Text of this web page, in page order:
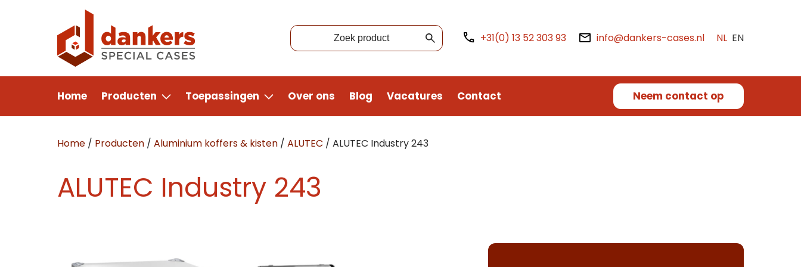
+31(0) 13 52 303 93 info@dankers-cases.nl NL EN
Home Producten Toepassingen Over ons Blog Vacatures Contact Neem contact op
Home / Producten / Aluminium koffers & kisten / ALUTEC / ALUTEC Industry 243
ALUTEC Industry 243
Maak een afspraak
Wij staan je graag te woord.
Wij staan je graag te woord.